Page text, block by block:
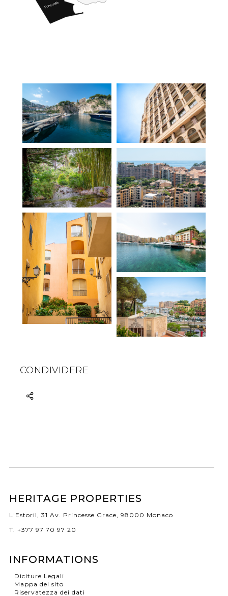
Fontvieille
CONDIVIDERE
HERITAGE PROPERTIES
L'Estoril, 31 Av. Princesse Grace, 98000 Monaco
T. +377 97 70 97 20
INFORMATIONS
Diciture Legali
Mappa del sito
Riservatezza dei dati